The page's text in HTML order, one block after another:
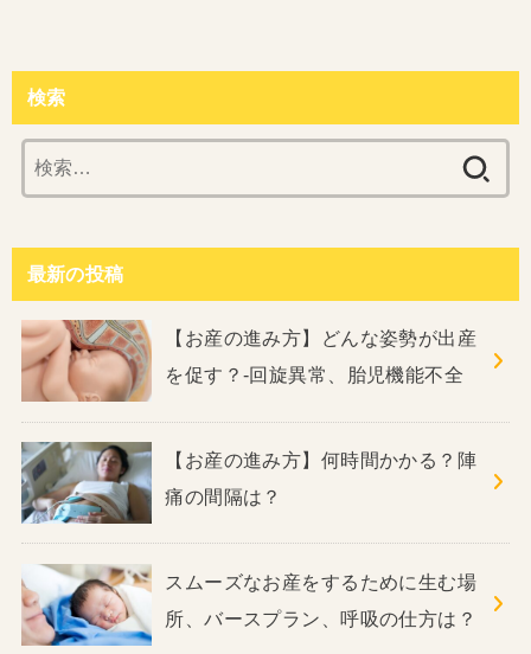
検索
索:
最新の投稿
【お産の進み方】どんな姿勢が出産
を促す？‐回旋異常、胎児機能不全
【お産の進み方】何時間かかる？陣
痛の間隔は？
スムーズなお産をするために生む場
所、バースプラン、呼吸の仕方は？